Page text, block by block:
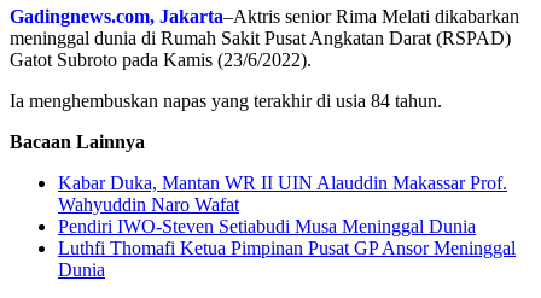
Gadingnews.com, Jakarta–Aktris senior Rima Melati dikabarkan
meninggal dunia di Rumah Sakit Pusat Angkatan Darat (RSPAD)
Gatot Subroto pada Kamis (23/6/2022).
Ia menghembuskan napas yang terakhir di usia 84 tahun.
Bacaan Lainnya
Kabar Duka, Mantan WR II UIN Alauddin Makassar Prof.
Wahyuddin Naro Wafat
Pendiri IWO-Steven Setiabudi Musa Meninggal Dunia
Luthfi Thomafi Ketua Pimpinan Pusat GP Ansor Meninggal
Dunia